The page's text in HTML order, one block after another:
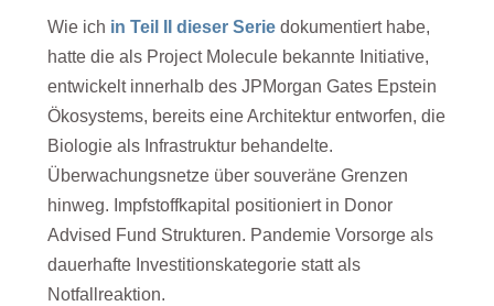
Wie ich in Teil II dieser Seriedokumentiert habe,
hatte die als Project Molecule bekannte Initiative,
entwickelt innerhalb des JPMorgan Gates Epstein
Ökosystems, bereits eine Architektur entworfen, die
Biologie als Infrastruktur behandelte.
Überwachungsnetze über souveräne Grenzen
hinweg. Impfstoffkapital positioniert in Donor
Advised Fund Strukturen. Pandemie Vorsorge als
dauerhafte Investitionskategorie statt als
Notfallreaktion.